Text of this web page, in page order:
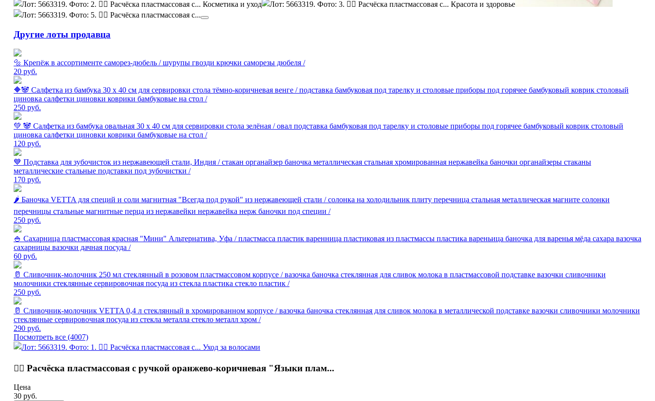
Другие лоты продавца
🔩 Крепёж в ассортименте саморез-дюбель / шурупы гвозди крючки саморезы дюбеля /
20 руб.
🔶🐼 Салфетка из бамбука 30 х 40 см для сервировки стола тёмно-коричневая венге / подставка бамбуковая под тарелку и столовые приборы под горячее бамбуковый коврик столовый
циновка салфетки циновки коврики бамбуковые на стол /
250 руб.
💚 🐼 Салфетка из бамбука овальная 30 х 40 см для сервировки стола зелёная / овал подставка бамбуковая под тарелку и столовые приборы под горячее бамбуковый коврик столовый
циновка салфетки циновки коврики бамбуковые на стол /
120 руб.
💙 Подставка для зубочисток из нержавеющей стали, Индия / стакан органайзер баночка металлическая стальная хромированная нержавейка баночки органайзеры стаканы
металлические стальные подставки под зубочистки /
170 руб.
🌶 Баночка VETTA для специй и соли магнитная "Всегда под рукой" из нержавеющей стали / солонка на холодильник плиту перечница стальная металлическая магните солонки
перечницы стальные магнитные перца из нержавейки нержавейка нерж баночки под специи /
250 руб.
🍚 Сахарница пластмассовая красная "Мини" Альтернатива, Уфа / пластмасса пластик варенница пластиковая из пластмассы пластика вареньица баночка для варенья мёда сахара вазочка
сахарницы вазочки дачная посуда /
60 руб.
🥛 Сливочник-молочник 250 мл стеклянный в розовом пластмассовом корпусе / вазочка баночка стеклянная для сливок молока в пластмассовой подставке вазочки сливочники
молочники стеклянные сервировочная посуда из стекла пластика стекло пластик /
250 руб.
🥛 Сливочник-молочник VETTA 0,4 л стеклянный в хромированном корпусе / вазочка баночка стеклянная для сливок молока в металлической подставке вазочки сливочники молочники
стеклянные сервировочная посуда из стекла металла стекло металл хром /
290 руб.
Посмотреть все (4007)
💇‍♀️ Расчёска пластмассовая с ручкой оранжево-коричневая "Языки плам...
Цена
30 руб.